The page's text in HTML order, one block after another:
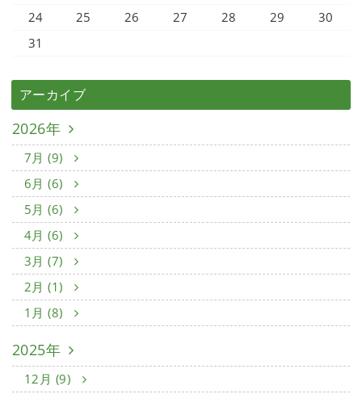
24
25 26 27 28 29
30
31
アーカイブ
2026年
7月 (9)
6月 (6)
5月 (6)
4月 (6)
3月 (7)
2月 (1)
1月 (8)
2025年
12月 (9)